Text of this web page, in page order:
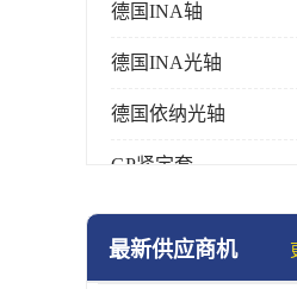
德国INA轴
德国INA光轴
德国依纳光轴
GP紧定套
SKF轴承
最新供应商机